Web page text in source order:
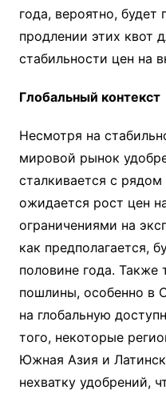
года, вероятно,
продлении этих квот
стабильности цен на
Глобальный контекст
Несмотря на
мировой рынок
сталкивается с
ожидается рост цен
ограничениями на
как предполагается,
половине года.
пошлины, особенно в
на глобальную
того, некоторые
Южная Азия и
нехватку удобрений,